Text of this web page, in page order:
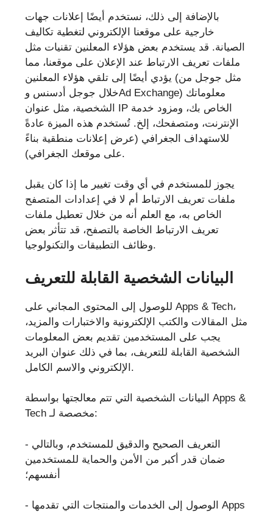
بالإضافة إلى ذلك، نستخدم أيضًا إعلانات جهات
خارجية على موقعنا الإلكتروني لتغطية تكاليف
الصيانة. قد يستخدم بعض هؤلاء المعلنين تقنيات مثل
ملفات تعريف الارتباط عند الإعلان على موقعنا، مما
يؤدي أيضًا إلى تلقي هؤلاء المعلنين (مثل جوجل من
خلال جوجل أدسنس وAd Exchange) معلوماتك
الشخصية، مثل عنوان IP الخاص بك، ومزود خدمة
الإنترنت، ومتصفحك، إلخ. تُستخدم هذه الميزة عادةً
للاستهداف الجغرافي (عرض إعلانات منطقية بناءً
على موقعك الجغرافي).
يجوز للمستخدم في أي وقت تغيير ما إذا كان يقبل
ملفات تعريف الارتباط أم لا في إعدادات المتصفح
الخاص به، مع العلم أنه من خلال تعطيل ملفات
تعريف الارتباط الخاصة بالتصفح، قد تتأثر بعض
وظائف التطبيقات والتكنولوجيا.
البيانات الشخصية القابلة للتعريف
للوصول إلى المحتوى المجاني على Apps & Tech،
مثل المقالات والكتب الإلكترونية والاختبارات والمزيد،
يجب على المستخدمين تقديم بعض المعلومات
الشخصية القابلة للتعريف، بما في ذلك عنوان البريد
الإلكتروني والاسم الكامل.
البيانات الشخصية التي تتم معالجتها بواسطة Apps &
Tech مخصصة لـ:
- التعريف الصحيح والدقيق للمستخدم، وبالتالي
ضمان قدر أكبر من الأمن والحماية للمستخدمين
أنفسهم؛
- الوصول إلى الخدمات والمنتجات التي تقدمها Apps